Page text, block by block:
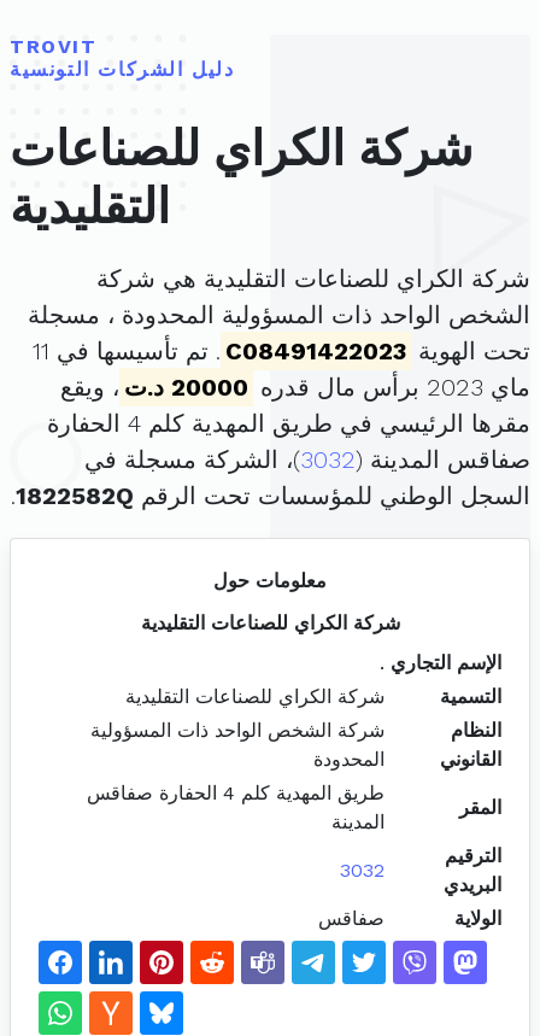
TROVIT
دليل الشركات التونسية
شركة الكراي للصناعات
التقليدية
شركة الكراي للصناعات التقليدية هي شركة
الشخص الواحد ذات المسؤولية المحدودة ، مسجلة
تحت الهوية C08491422023
. تم تأسيسها في 11
ماي 2023 برأس مال قدره
20000 د.ت
، ويقع
مقرها الرئيسي في طريق المهدية كلم 4 الحفارة
صفاقس المدينة (3032)، الشركة مسجلة في
السجل الوطني للمؤسسات تحت الرقم 1822582Q
.
معلومات حول
شركة الكراي للصناعات التقليدية
الإسم التجاري .
التسمية
شركة الكراي للصناعات التقليدية
النظام
القانوني
شركة الشخص الواحد ذات المسؤولية
المحدودة
المقر
طريق المهدية كلم 4 الحفارة صفاقس
المدينة
الترقيم
البريدي
3032
الولاية صفاقس